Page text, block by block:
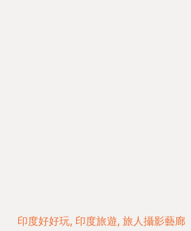
印度好好玩, 印度旅遊, 旅人攝影藝廊